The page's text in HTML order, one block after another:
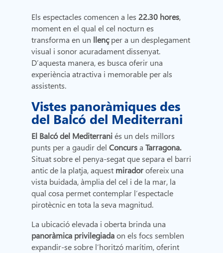
Els espectacles comencen a les 22.30 hores,
moment en el qual el cel nocturn es
transforma en un llençper a un desplegament
visual i sonor acuradament dissenyat.
D’aquesta manera, es busca oferir una
experiència atractiva i memorable per als
assistents.
Vistes panoràmiques des
del Balcó del Mediterrani
El Balcó del Mediterraniés un dels millors
punts per a gaudir delConcursaTarragona.
Situat sobre el penya-segat que separa el barri
antic de la platja, aquest miradorofereix una
vista buidada, àmplia del cel i de la mar, la
qual cosa permet contemplar l’espectacle
pirotècnic en tota la seva magnitud.
La ubicació elevada i oberta brinda una
panoràmica privilegiadaon els focs semblen
expandir-se sobre l’horitzó marítim, oferint